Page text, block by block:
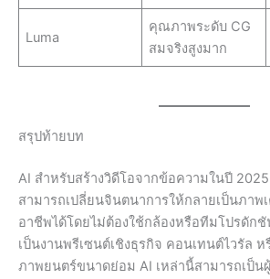
Luma
คุณภาพระดับ CG
สมจริงสูงมาก
สรุปท้ายบท
AI สำหรับสร้างวิดีโอจากข้อความในปี
สามารถเปลี่ยนจินตนาการให้กลายเป็นภาพ
อาชีพได้โดยไม่ต้องใช้กล้องหรือทีมโปรดัก
เป็นงานพรีเซนต์เชิงธุรกิจ คอนเทนต์ไวรัล ห
ภาพยนตร์ขนาดย่อม AI เหล่านี้สามารถเป็น